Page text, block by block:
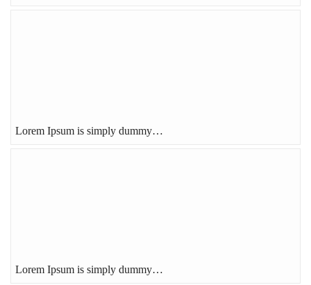
Lorem Ipsum is simply dummy…
Lorem Ipsum is simply dummy…